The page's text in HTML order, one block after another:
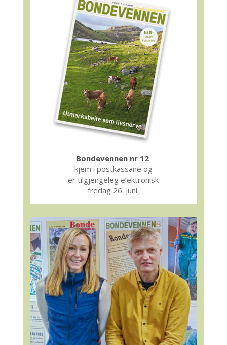
Bondevennen nr 12
kjem i postkassane og
er tilgjengeleg elektronisk
fredag 26. juni.